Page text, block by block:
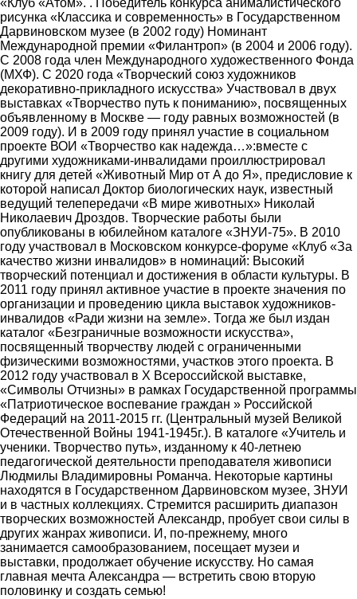
«Клуб «Атом». . Победитель конкурса анималистического
рисунка «Классика и современность» в Государственном
Дарвиновском музее (в 2002 году) Номинант
Международной премии «Филантроп» (в 2004 и 2006 году).
С 2008 года член Международного художественного Фонда
(МХФ). С 2020 года «Творческий союз художников
декоративно-прикладного искусства» Участвовал в двух
выставках «Творчество путь к пониманию», посвященных
объявленному в Москве ― году равных возможностей (в
2009 году). И в 2009 году принял участие в социальном
проекте ВОИ «Творчество как надежда…»:вместе с
другими художниками-инвалидами проиллюстрировал
книгу для детей «Животный Мир от А до Я», предисловие к
которой написал Доктор биологических наук, известный
ведущий телепередачи «В мире животных» Николай
Николаевич Дроздов. Творческие работы были
опубликованы в юбилейном каталоге «ЗНУИ-75». В 2010
году участвовал в Московском конкурсе-форуме «Клуб «За
качество жизни инвалидов» в номинаций: Высокий
творческий потенциал и достижения в области культуры. В
2011 году принял активное участие в проекте значения по
организации и проведению цикла выставок художников-
инвалидов «Ради жизни на земле». Тогда же был издан
каталог «Безграничные возможности искусства»,
посвященный творчеству людей с ограниченными
физическими возможностями, участков этого проекта. В
2012 году участвовал в Х Всероссийской выставке,
«Символы Отчизны» в рамках Государственной программы
«Патриотическое воспевание граждан » Российской
Федераций на 2011-2015 гг. (Центральный музей Великой
Отечественной Войны 1941-1945г.). В каталоге «Учитель и
ученики. Творчество путь», изданному к 40-летнею
педагогической деятельности преподавателя живописи
Людмилы Владимировны Романча. Некоторые картины
находятся в Государственном Дарвиновском музее, ЗНУИ
и в частных коллекциях. Стремится расширить диапазон
творческих возможностей Александр, пробует свои силы в
других жанрах живописи. И, по-прежнему, много
занимается самообразованием, посещает музеи и
выставки, продолжает обучение искусству. Но самая
главная мечта Александра — встретить свою вторую
половинку и создать семью!